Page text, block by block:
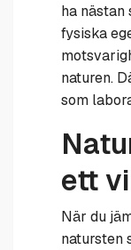
ha nästan
fysiska
naturen.
som
ett
När du
natursten